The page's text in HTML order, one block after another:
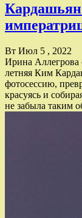
Вт Июл 5 , 2022
Ирина Аллегрова
летняя Ким
фотосессию,
красуясь и
не забыла таким